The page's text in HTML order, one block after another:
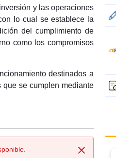
y las operaciones
lo cual se establece la
del cumplimiento de
como los compromisos
destinados a
se cumplen mediante
Cerrar